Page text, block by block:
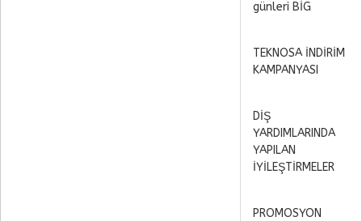
günleri BİG
TEKNOSA İNDİRİM
KAMPANYASI
DİŞ
YARDIMLARINDA
YAPILAN
İYİLEŞTİRMELER
PROMOSYON